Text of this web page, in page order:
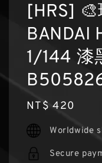
[HRS]
BANDAI
1/144 漆
Regular
price
NT$ 420
Worldwide
Secure